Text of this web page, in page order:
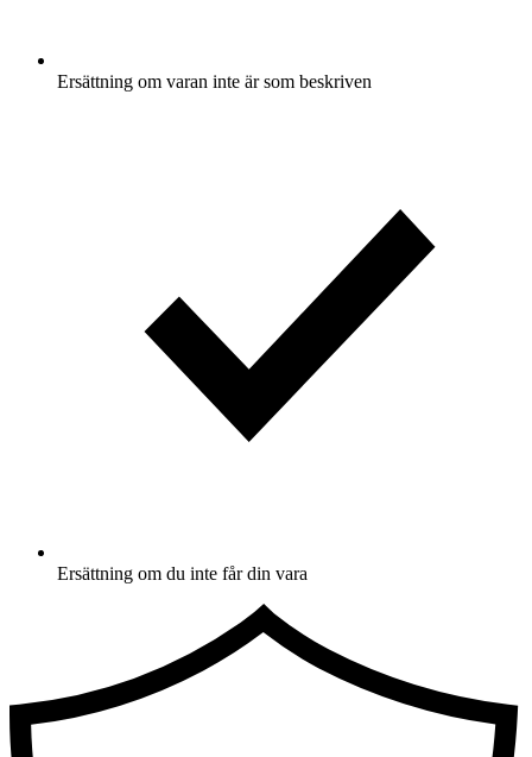
Ersättning om varan inte är som beskriven
Ersättning om du inte får din vara